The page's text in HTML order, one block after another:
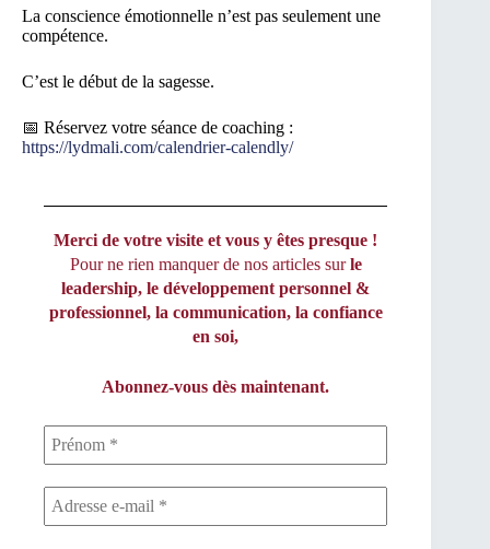
La conscience émotionnelle n’est pas seulement une
compétence.
C’est le début de la sagesse.
📅 Réservez votre séance de coaching :
https://lydmali.com/calendrier-calendly/
Merci de votre visite et vous y êtes presque !
Pour ne rien manquer de nos articles surle
leadership, le développement personnel &
professionnel, la communication, la confiance
en soi,
Abonnez-vous dès maintenant.